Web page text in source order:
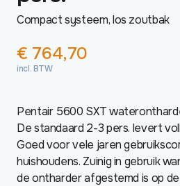
Compact systeem, los zoutbak
€ 764,70
incl. BTW
Pentair 5600 SXT
De standaard 2-3 pers. levert
Goed voor vele jaren
huishoudens. Zuinig in gebruik
de ontharder afgestemd is op